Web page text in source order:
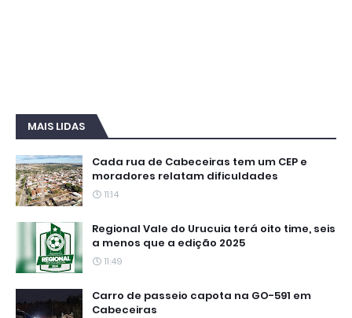
MAIS LIDAS
Cada rua de Cabeceiras tem um CEP e
moradores relatam dificuldades
11:14
Regional Vale do Urucuia terá oito time, seis
a menos que a edição 2025
11:49
Carro de passeio capota na GO-591 em
Cabeceiras